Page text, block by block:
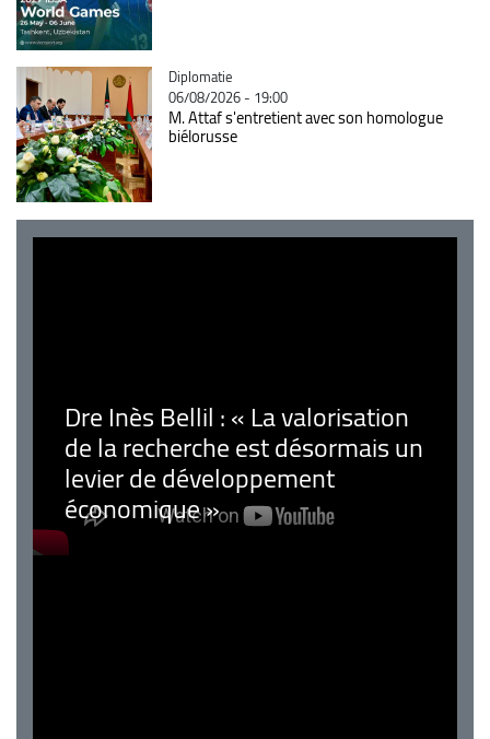
Catégorie
Diplomatie
06/08/2026 - 19:00
M. Attaf s'entretient avec son homologue
biélorusse
Dre Inès Bellil : « La valorisation
de la recherche est désormais un
levier de développement
économique »